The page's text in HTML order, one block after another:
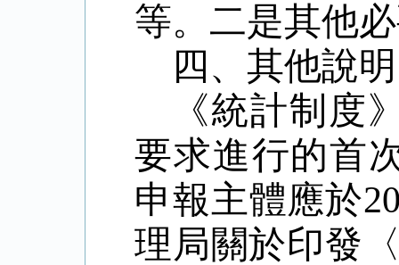
等。二是其他
四、其他說明
《統計制度
要求進行的首
申報主體應於
理局關於印發